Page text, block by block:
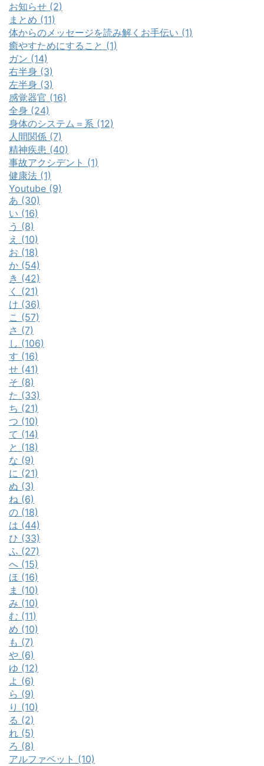
お知らせ (2)
まとめ (11)
体からのメッセージを読み解くお手伝い (1)
癒やすためにすること (1)
ガン (14)
右半身 (3)
左半身 (3)
感覚器官 (16)
全身 (24)
身体のシステム＝系 (12)
人間関係 (7)
精神疾患 (40)
事故アクシデント (1)
健康法 (1)
Youtube (9)
あ (30)
い (16)
う (8)
え (10)
お (18)
か (54)
き (42)
く (21)
け (36)
こ (57)
さ (7)
し (106)
す (16)
せ (41)
そ (8)
た (33)
ち (21)
つ (10)
て (14)
と (18)
な (9)
に (21)
ぬ (3)
ね (6)
の (18)
は (44)
ひ (33)
ふ (27)
へ (15)
ほ (16)
ま (10)
み (10)
む (11)
め (10)
も (7)
や (6)
ゆ (12)
よ (6)
ら (9)
り (10)
る (2)
れ (5)
ろ (8)
アルファベット (10)